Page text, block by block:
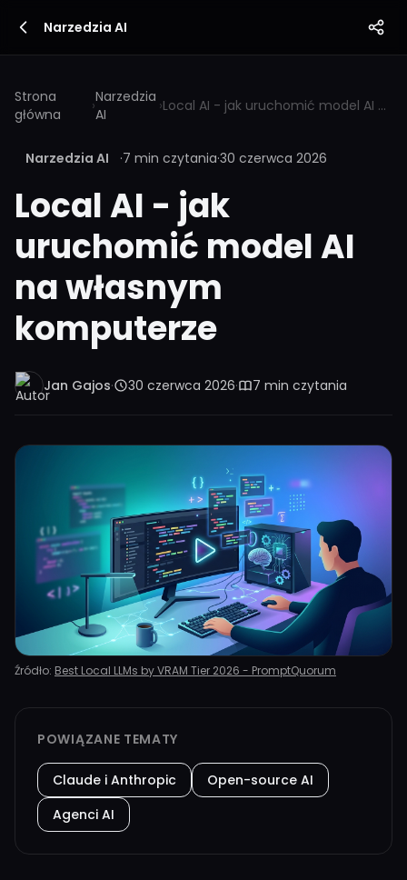
Narzedzia AI
Strona
główna
›Narzedzia
AI
› Local AI - jak uruchomić model AI na własnym komputerze
Narzedzia AI ·7 min czytania·30 czerwca 2026
Local AI - jak
uruchomić model AI
na własnym
komputerze
Jan Gajos· 30 czerwca 2026· 7 min czytania
Źródło: Best Local LLMs by VRAM Tier 2026 - PromptQuorum
POWIĄZANE TEMATY
Claude i Anthropic
Open-source AI
Agenci AI